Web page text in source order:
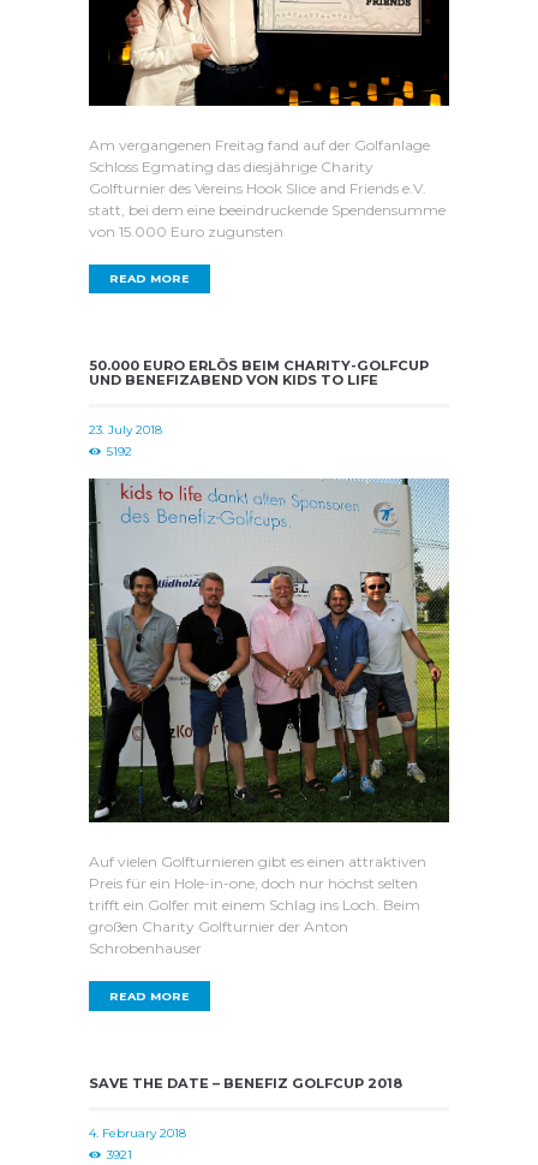
Am vergangenen Freitag fand auf der Golfanlage
Schloss Egmating das diesjährige Charity
Golfturnier des Vereins Hook Slice and Friends e.V.
statt, bei dem eine beeindruckende Spendensumme
von 15.000 Euro zugunsten
READ MORE
50.000 EURO ERLÖS BEIM CHARITY-GOLFCUP
UND BENEFIZABEND VON KIDS TO LIFE
23. July 2018
5192
Auf vielen Golfturnieren gibt es einen attraktiven
Preis für ein Hole-in-one, doch nur höchst selten
trifft ein Golfer mit einem Schlag ins Loch. Beim
großen Charity Golfturnier der Anton
Schrobenhauser
READ MORE
SAVE THE DATE – BENEFIZ GOLFCUP 2018
4. February 2018
3921